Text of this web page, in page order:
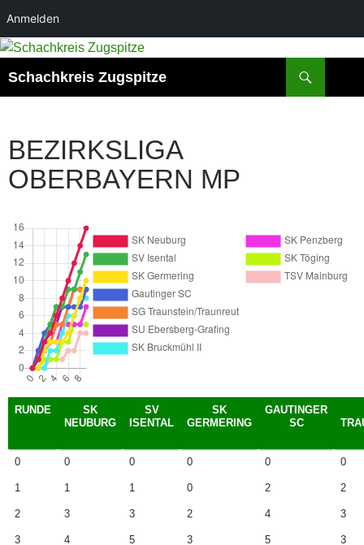
Anmelden
Zum
springen
Schachkreis Zugspitze
BEZIRKSLIGA
OBERBAYERN MP
RUNDE
SK
NEUBURG
SV
ISENTAL
SK
GERMERING
GAUTINGER
SC
0 0 0 0 0 0
1 1 1 0 2 2
2 3 3 2 4 3
3 4 5 3 5 3